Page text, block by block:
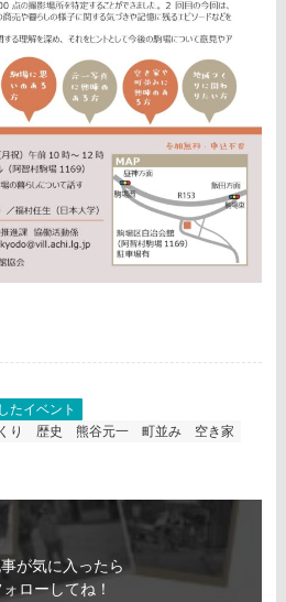
たイベント
り 歴史 熊谷元一 町並み
空き家
が気に入ったら
ォローしてね！